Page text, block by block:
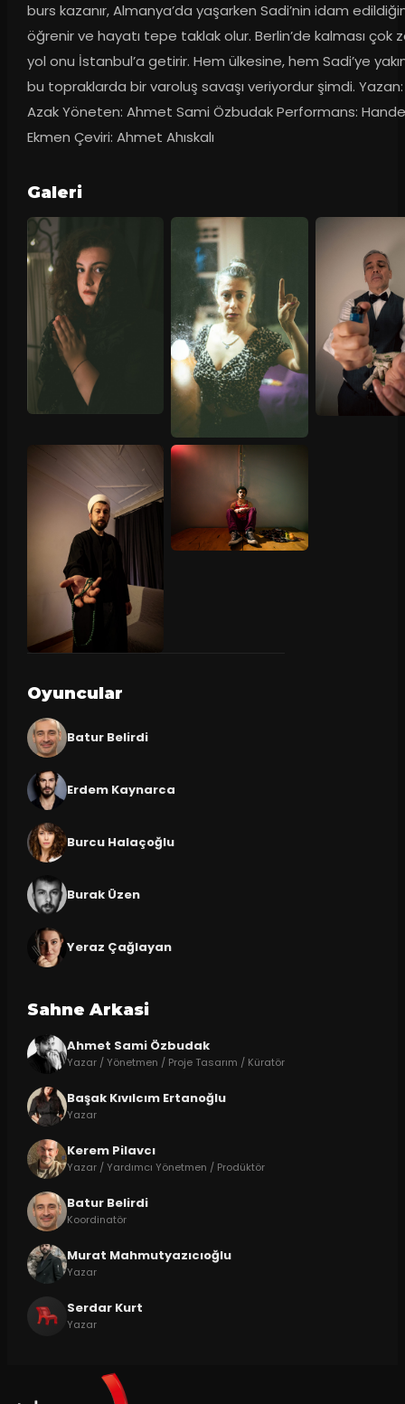
burs kazanır, Almanya’da yaşarken Sadi’nin idam
öğrenir ve hayatı tepe taklak olur. Berlin’de kalması çok
yol onu İstanbul’a getirir. Hem ülkesine, hem Sadi’ye
bu topraklarda bir varoluş savaşı veriyordur şimdi.
Azak Yöneten: Ahmet Sami Özbudak Performans:
Ekmen Çeviri: Ahmet Ahıskalı
Galeri
Oyuncular
Batur Belirdi
Erdem Kaynarca
Burcu Halaçoğlu
Burak Üzen
Yeraz Çağlayan
Sahne Arkasi
Ahmet Sami Özbudak
Yazar / Yönetmen / Proje Tasarım / Küratör
Başak Kıvılcım Ertanoğlu
Yazar
Kerem Pilavcı
Yazar / Yardımcı Yönetmen / Prodüktör
Batur Belirdi
Koordinatör
Murat Mahmutyazıcıoğlu
Yazar
Serdar Kurt
Yazar